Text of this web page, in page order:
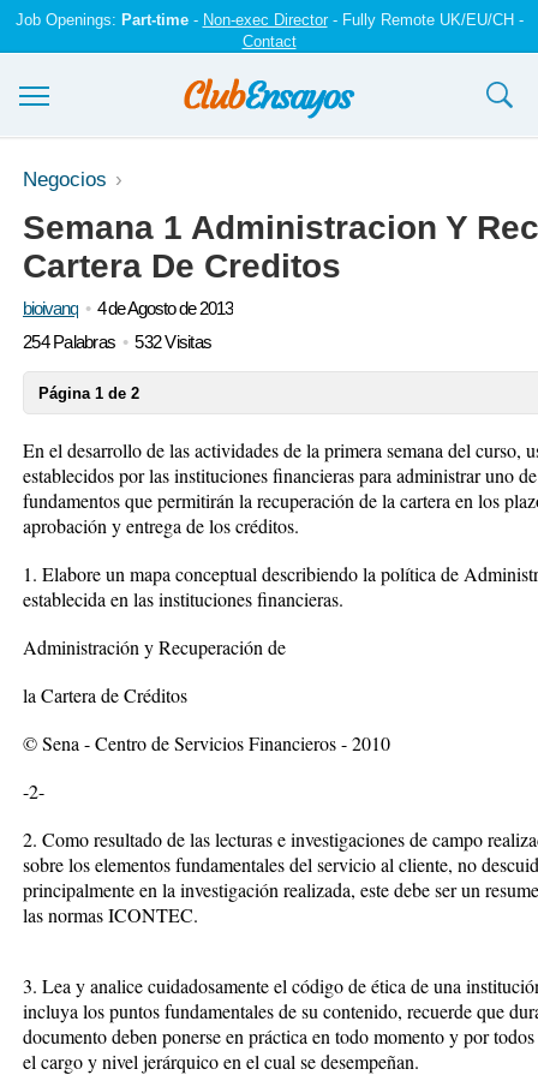
Job Openings: Part-time- Non-exec Director- Fully Remote UK/EU/CH -
Contact
Ensayos y trabajos
Registrarse
Iniciar sesión
Negocios
Semana 1 Administracion Y
Cartera De Creditos
bioivanq
4 de Agosto de 2013
254 Palabras
532 Visitas
Página 1 de 2
En el desarrollo de las actividades de la primera semana del curso,
establecidos por las instituciones financieras para administrar uno
fundamentos que permitirán la recuperación de la cartera en los
aprobación y entrega de los créditos.
1. Elabore un mapa conceptual describiendo la política de
establecida en las instituciones financieras.
Administración y Recuperación de
la Cartera de Créditos
© Sena - Centro de Servicios Financieros - 2010
-2-
2. Como resultado de las lecturas e investigaciones de campo
sobre los elementos fundamentales del servicio al cliente, no
principalmente en la investigación realizada, este debe ser un
las normas ICONTEC.
3. Lea y analice cuidadosamente el código de ética de una
incluya los puntos fundamentales de su contenido, recuerde que
documento deben ponerse en práctica en todo momento y por
el cargo y nivel jerárquico en el cual se desempeñan.